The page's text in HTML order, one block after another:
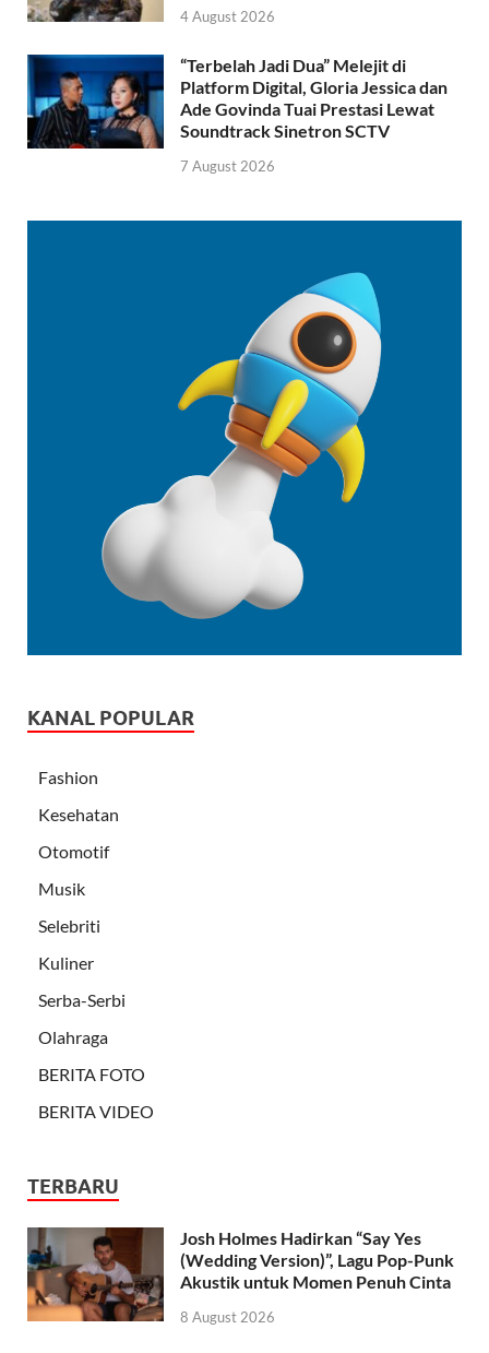
4 August 2026
“Terbelah Jadi Dua” Melejit di
Platform Digital, Gloria Jessica dan
Ade Govinda Tuai Prestasi Lewat
Soundtrack Sinetron SCTV
7 August 2026
KANAL POPULAR
Fashion
Kesehatan
Otomotif
Musik
Selebriti
Kuliner
Serba-Serbi
Olahraga
BERITA FOTO
BERITA VIDEO
TERBARU
Josh Holmes Hadirkan “Say Yes
(Wedding Version)”, Lagu Pop-Punk
Akustik untuk Momen Penuh Cinta
8 August 2026